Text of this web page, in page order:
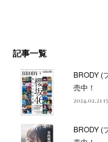
記事一覧
BRODY (
売中！
2024.02.21
BRODY (